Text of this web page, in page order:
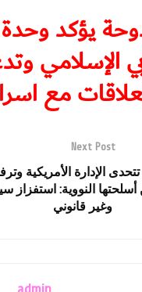
يؤكد
الإسلامي
مع
Next Post
تتحدى الإدارة الأمريكية
النووية:
وغير قانوني